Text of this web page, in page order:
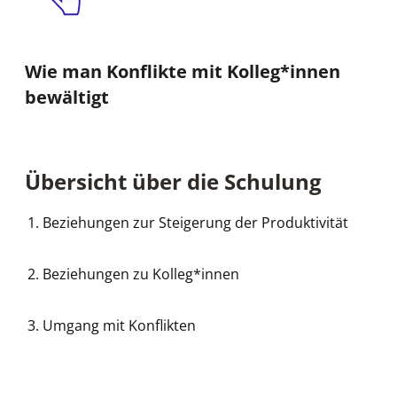
Wie man Konflikte mit Kolleg*innen
bewältigt
Übersicht über die Schulung
Beziehungen zur Steigerung der Produktivität
Beziehungen zu Kolleg*innen
Umgang mit Konflikten